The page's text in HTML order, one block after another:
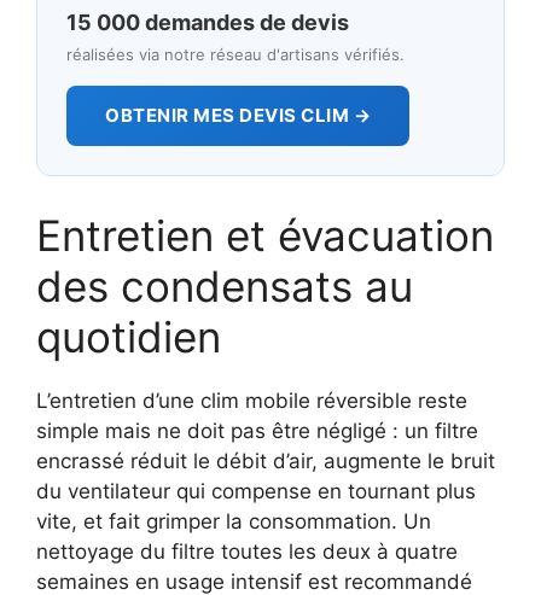
15 000 demandes de devis
réalisées via notre réseau d'artisans vérifiés.
OBTENIR MES DEVIS CLIM →
Entretien et évacuation
des condensats au
quotidien
L’entretien d’une clim mobile réversible reste
simple mais ne doit pas être négligé : un filtre
encrassé réduit le débit d’air, augmente le bruit
du ventilateur qui compense en tournant plus
vite, et fait grimper la consommation. Un
nettoyage du filtre toutes les deux à quatre
semaines en usage intensif est recommandé